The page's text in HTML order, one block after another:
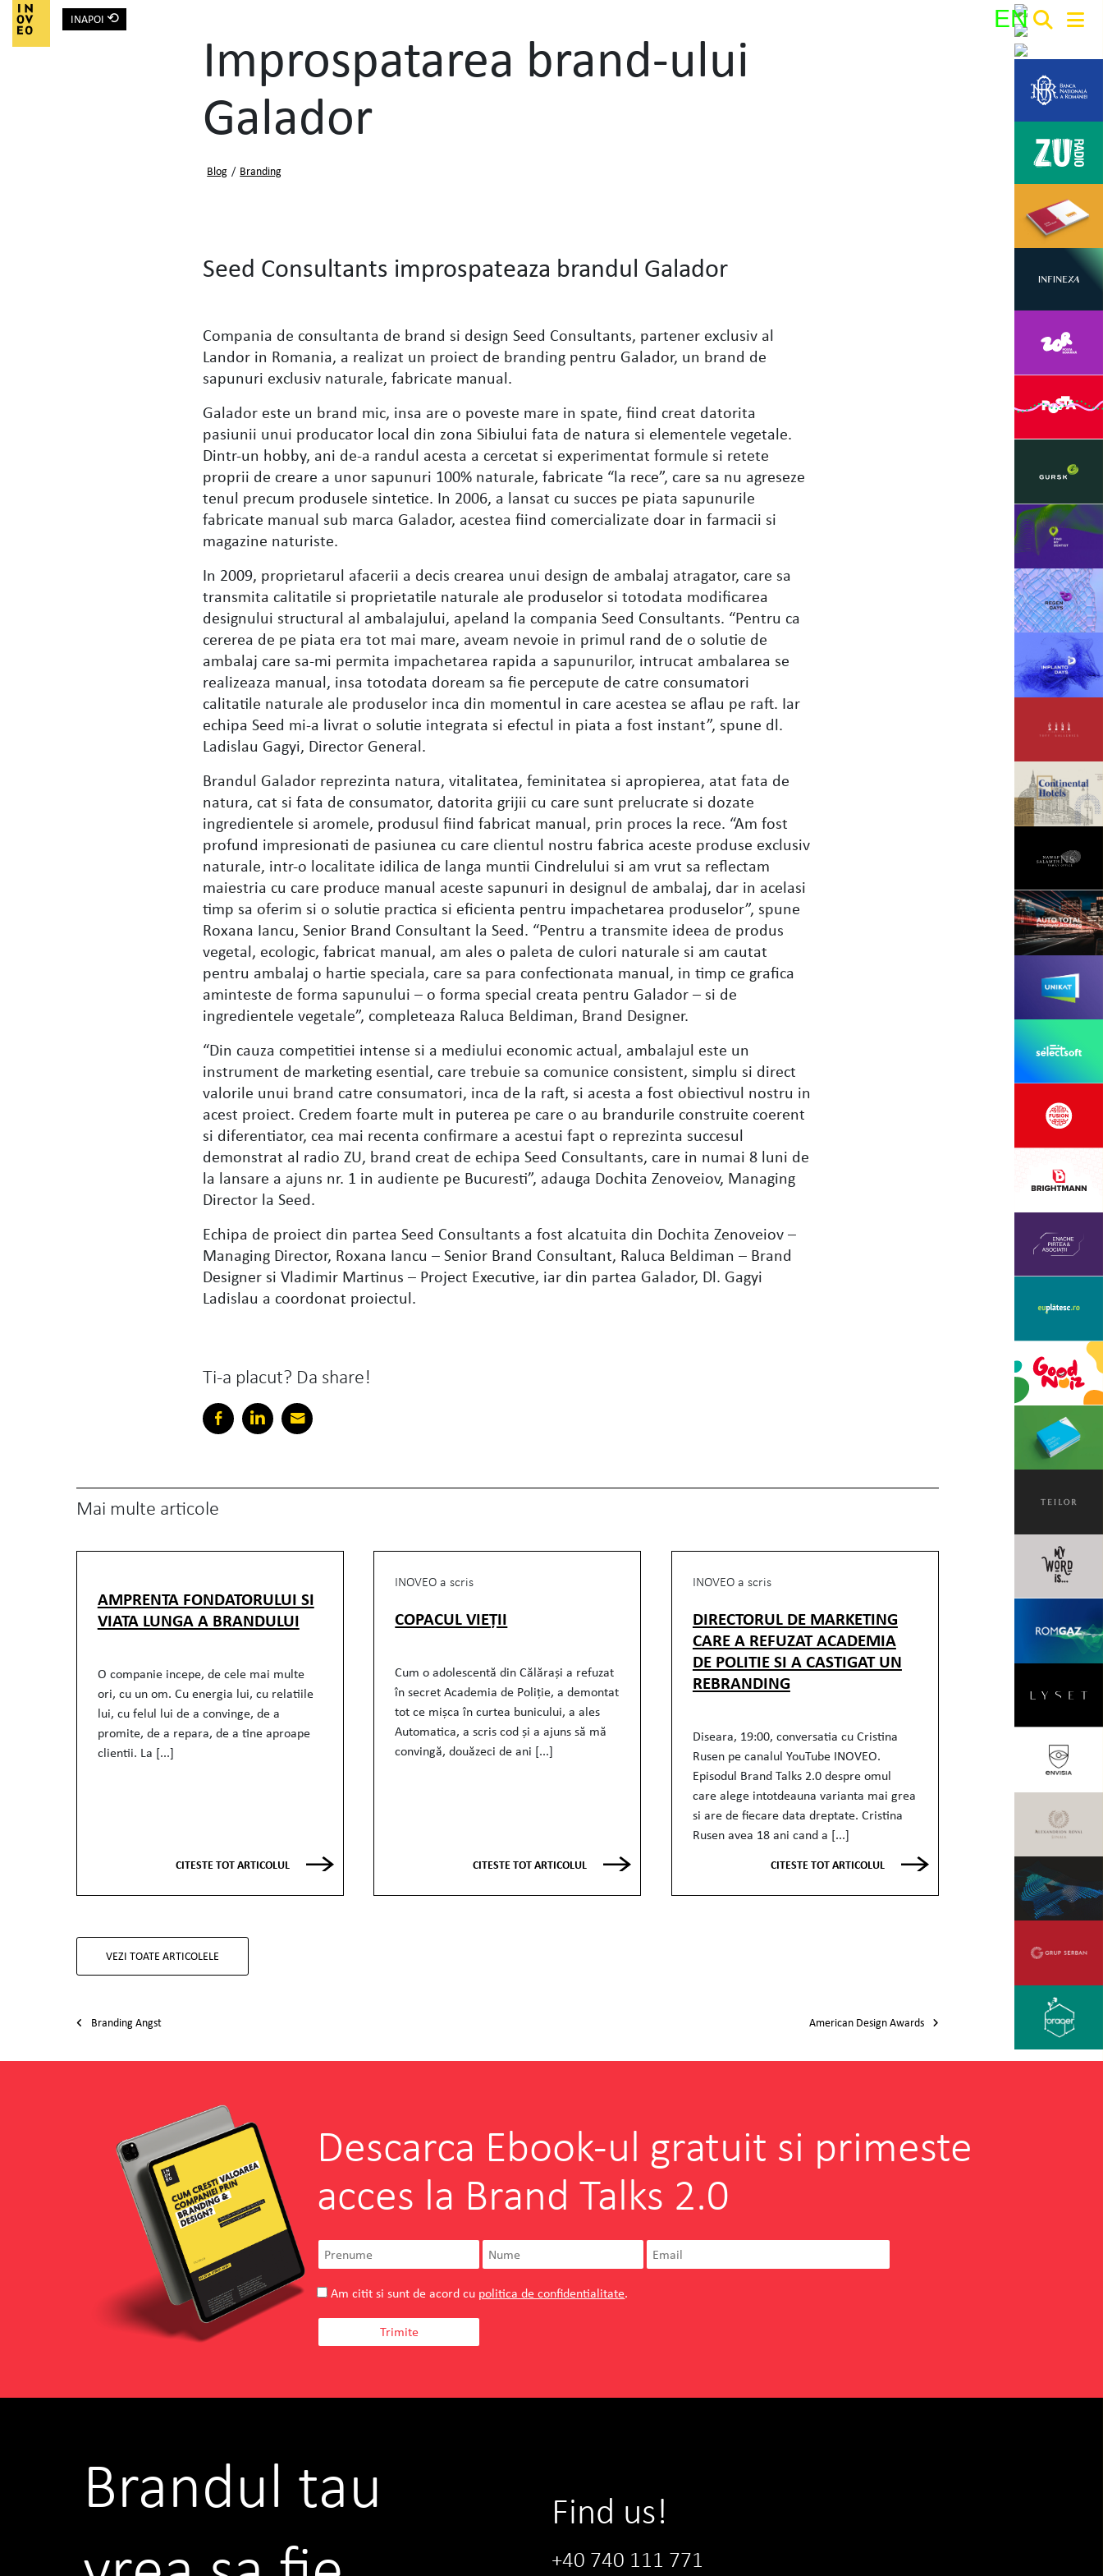
Main Navigation
INAPOI ⟲ EN
Improspatarea brand-ului
Galador
Blog / Branding
Seed Consultants improspateaza brandul Galador
Compania de consultanta de brand si design Seed Consultants, partener exclusiv al
Landor in Romania, a realizat un proiect de branding pentru Galador, un brand de
sapunuri exclusiv naturale, fabricate manual.
Galador este un brand mic, insa are o poveste mare in spate, fiind creat datorita
pasiunii unui producator local din zona Sibiului fata de natura si elementele vegetale.
Dintr-un hobby, ani de-a randul acesta a cercetat si experimentat formule si retete
proprii de creare a unor sapunuri 100% naturale, fabricate “la rece”, care sa nu agreseze
tenul precum produsele sintetice. In 2006, a lansat cu succes pe piata sapunurile
fabricate manual sub marca Galador, acestea fiind comercializate doar in farmacii si
magazine naturiste.
In 2009, proprietarul afacerii a decis crearea unui design de ambalaj atragator, care sa
transmita calitatile si proprietatile naturale ale produselor si totodata modificarea
designului structural al ambalajului, apeland la compania Seed Consultants. “Pentru ca
cererea de pe piata era tot mai mare, aveam nevoie in primul rand de o solutie de
ambalaj care sa-mi permita impachetarea rapida a sapunurilor, intrucat ambalarea se
realizeaza manual, insa totodata doream sa fie percepute de catre consumatori
calitatile naturale ale produselor inca din momentul in care acestea se aflau pe raft. Iar
echipa Seed mi-a livrat o solutie integrata si efectul in piata a fost instant”, spune dl.
Ladislau Gagyi, Director General.
Brandul Galador reprezinta natura, vitalitatea, feminitatea si apropierea, atat fata de
natura, cat si fata de consumator, datorita grijii cu care sunt prelucrate si dozate
ingredientele si aromele, produsul fiind fabricat manual, prin proces la rece. “Am fost
profund impresionati de pasiunea cu care clientul nostru fabrica aceste produse exclusiv
naturale, intr-o localitate idilica de langa muntii Cindrelului si am vrut sa reflectam
maiestria cu care produce manual aceste sapunuri in designul de ambalaj, dar in acelasi
timp sa oferim si o solutie practica si eficienta pentru impachetarea produselor”, spune
Roxana Iancu, Senior Brand Consultant la Seed. “Pentru a transmite ideea de produs
vegetal, ecologic, fabricat manual, am ales o paleta de culori naturale si am cautat
pentru ambalaj o hartie speciala, care sa para confectionata manual, in timp ce grafica
aminteste de forma sapunului – o forma special creata pentru Galador – si de
ingredientele vegetale”, completeaza Raluca Beldiman, Brand Designer.
“Din cauza competitiei intense si a mediului economic actual, ambalajul este un
instrument de marketing esential, care trebuie sa comunice consistent, simplu si direct
valorile unui brand catre consumatori, inca de la raft, si acesta a fost obiectivul nostru in
acest proiect. Credem foarte mult in puterea pe care o au brandurile construite coerent
si diferentiator, cea mai recenta confirmare a acestui fapt o reprezinta succesul
demonstrat al radio ZU, brand creat de echipa Seed Consultants, care in numai 8 luni de
la lansare a ajuns nr. 1 in audiente pe Bucuresti”, adauga Dochita Zenoveiov, Managing
Director la Seed.
Echipa de proiect din partea Seed Consultants a fost alcatuita din Dochita Zenoveiov –
Managing Director, Roxana Iancu – Senior Brand Consultant, Raluca Beldiman – Brand
Designer si Vladimir Martinus – Project Executive, iar din partea Galador, Dl. Gagyi
Ladislau a coordonat proiectul.
Ti-a placut? Da share!
Mai multe articole
AMPRENTA FONDATORULUI SI
VIATA LUNGA A BRANDULUI
O companie incepe, de cele mai multe
ori, cu un om. Cu energia lui, cu relatiile
lui, cu felul lui de a convinge, de a
promite, de a repara, de a tine aproape
clientii. La [...]
CITESTE TOT ARTICOLUL
INOVEO a scris
COPACUL VIEȚII
Cum o adolescentă din Călărași a refuzat
în secret Academia de Poliție, a demontat
tot ce mișca în curtea bunicului, a ales
Automatica, a scris cod și a ajuns să mă
convingă, douăzeci de ani [...]
CITESTE TOT ARTICOLUL
INOVEO a scris
DIRECTORUL DE MARKETING
CARE A REFUZAT ACADEMIA
DE POLITIE SI A CASTIGAT UN
REBRANDING
Diseara, 19:00, conversatia cu Cristina
Rusen pe canalul YouTube INOVEO.
Episodul Brand Talks 2.0 despre omul
care alege intotdeauna varianta mai grea
si are de fiecare data dreptate. Cristina
Rusen avea 18 ani cand a [...]
CITESTE TOT ARTICOLUL
VEZI TOATE ARTICOLELE
Branding Angst American Design Awards
Descarca Ebook-ul gratuit si primeste
acces la Brand Talks 2.0
Am citit si sunt de acord cu politica de confidentialitate.
Brandul tau
Find us!
+40 740 111 771